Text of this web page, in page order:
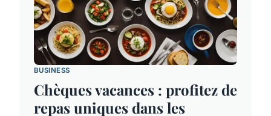
BUSINESS
Chèques vacances : profitez de
repas uniques dans les